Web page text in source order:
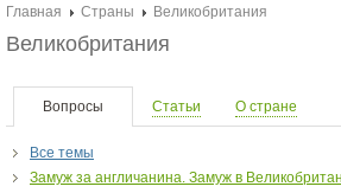
Главная Страны
Великобритания
Великобритания
Вопросы Статьи О стране
Все темы
Замуж за англичанина. Замуж в